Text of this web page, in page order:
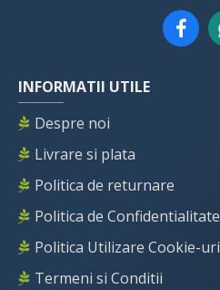
INFORMATII UTILE
Despre noi
Livrare si plata
Politica de returnare
Politica de Confidentialitate
Politica Utilizare Cookie-uri
Termeni si Conditii